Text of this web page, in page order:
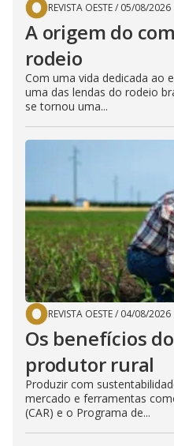
REVISTA OESTE/ 05/08/2026
A origem do
rodeio
Com uma vida dedicada ao
uma das lendas do rodeio
se tornou uma...
REVISTA OESTE/ 04/08/2026
Os benefícios
produtor rural
Produzir com
mercado e ferramentas
(CAR) e o Programa de...